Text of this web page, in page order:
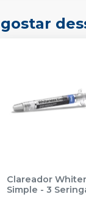
Clareador
Simple - 3